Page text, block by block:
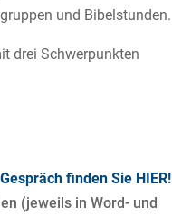
und Bibelstunden.
drei Schwerpunkten
finden Sie HIER!
(jeweils in Word- und